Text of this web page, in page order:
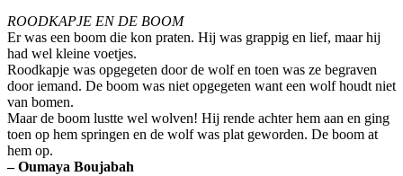
ROODKAPJE EN DE BOOM
Er was een boom die kon praten. Hij was grappig en lief, maar hij
had wel kleine voetjes.
Roodkapje was opgegeten door de wolf en toen was ze begraven
door iemand. De boom was niet opgegeten want een wolf houdt niet
van bomen.
Maar de boom lustte wel wolven! Hij rende achter hem aan en ging
toen op hem springen en de wolf was plat geworden. De boom at
hem op.
– Oumaya Boujabah